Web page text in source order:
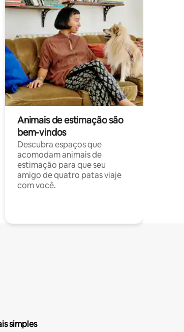
Animais de estimação são
bem-vindos
Descubra espaços que
acomodam animais de
estimação para que seu
amigo de quatro patas viaje
com você.
simples